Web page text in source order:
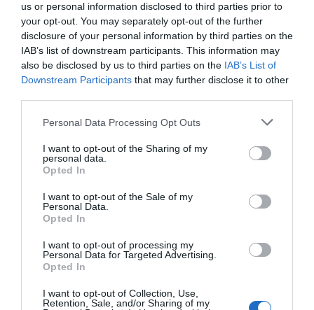
us or personal information disclosed to third parties prior to
your opt-out. You may separately opt-out of the further
disclosure of your personal information by third parties on the
IAB’s list of downstream participants. This information may
also be disclosed by us to third parties on the IAB’s List of
Downstream Participants that may further disclose it to other
Personal Data Processing Opt Outs
I want to opt-out of the Sharing of my
personal data.
Opted In
I want to opt-out of the Sale of my
Personal Data.
Opted In
I want to opt-out of processing my
Personal Data for Targeted Advertising.
Opted In
I want to opt-out of Collection, Use,
Retention, Sale, and/or Sharing of my
Según explica la Dra. Alfonso, la combinación
tecnología avanzada y experiencia
permite realizar intervenciones con
nivel de precisión y seguridad, además de reducir
significativamente el dolor postoperatorio y el tiempo
de recuperación.